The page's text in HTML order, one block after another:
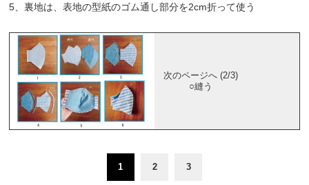
5、裏地は、表地の型紙のゴム通し部分を2cm折って使う
次のページへ (2/3)
○縫う
1 2 3